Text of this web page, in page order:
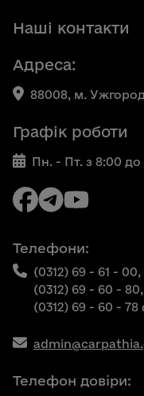
Наші контакти
Адреса:
88008, м.
Графік роботи
Пн. - Пт. з 8:00 до
Телефони:
(0312) 69 - 61 - 00,
(0312) 69 - 60 - 80,
(0312) 69 - 60 - 78
Телефон довіри: